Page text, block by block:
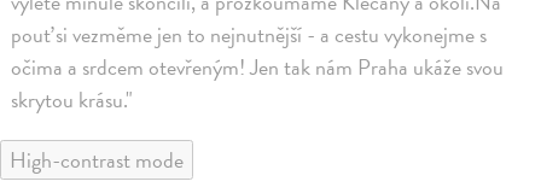
pouť si vezměme jen to nejnutnější - a cestu vykonejme s
očima a srdcem otevřeným! Jen tak nám Praha ukáže svou
skrytou krásu."
High-contrast mode